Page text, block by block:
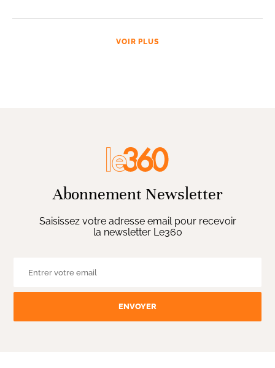
VOIR PLUS
Abonnement Newsletter
Saisissez votre adresse email pour recevoir
la newsletter Le360
ENVOYER